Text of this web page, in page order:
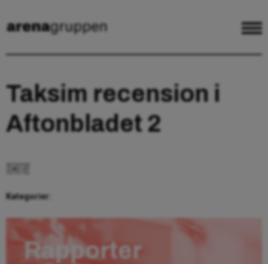
Taksim recension i
Aftonbladet 2
Kategorier:
Rapporter